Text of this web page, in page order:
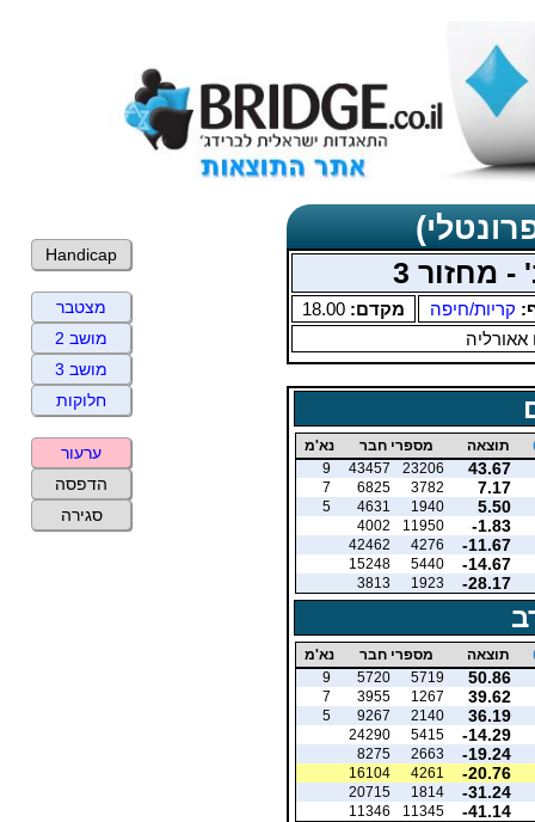
מחזור 3
קריות/חיפה מקדם: 18.00
אאורליה
תוצאה מספרי חבר נא'מ
43.67
23206
43457
9
7.17
3782
6825
7
5.50
1940
4631
5
-1.83
11950
4002
-11.67
4276
42462
-14.67
5440
15248
-28.17
1923
3813
תוצאה מספרי חבר נא'מ
50.86
5719
5720
9
39.62
1267
3955
7
36.19
2140
9267
5
-14.29
5415
24290
-19.24
2663
8275
-20.76
4261
16104
-31.24
1814
20715
-41.14
11345
11346
Handicap
מצטבר
מושב 2
מושב 3
חלוקות
ערעור
הדפסה
סגירה